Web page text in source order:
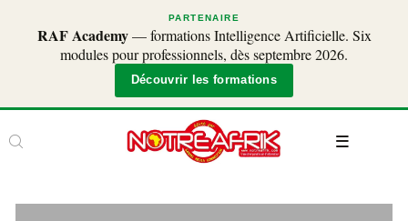
PARTENAIRE
RAF Academy— formations Intelligence Artificielle. Six
modules pour professionnels, dès septembre 2026.
Découvrir les formations